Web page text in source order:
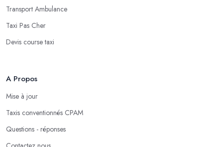
Transport Ambulance
Taxi Pas Cher
Devis course taxi
A Propos
Mise à jour
Taxis conventionnés CPAM
Questions - réponses